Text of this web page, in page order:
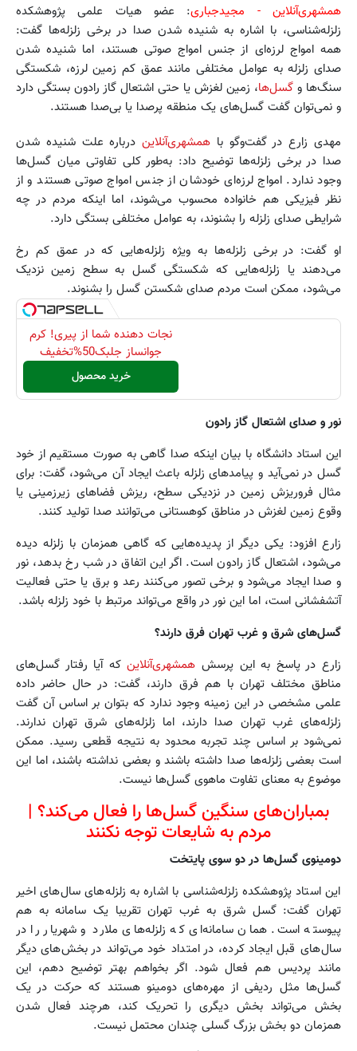
همشهری‌آنلاین- مجیدجباری: عضو هیات علمی پژوهشکده
زلزله‌شناسی، با اشاره به شنیده شدن صدا در برخی زلزله‌ها گفت:
همه امواج لرزه‌ای از جنس امواج صوتی هستند، اما شنیده شدن
صدای زلزله به عوامل مختلفی مانند عمق کم زمین‌ لرزه، شکستگی
سنگ‌ها و گسل‌ها، زمین ‌لغزش یا حتی اشتعال گاز رادون بستگی دارد
و نمی‌توان گفت گسل‌های یک منطقه پرصدا یا بی‌صدا هستند.
مهدی زارع در گفت‌وگو با همشهری‌آنلایندرباره علت شنیده شدن
صدا در برخی زلزله‌ها توضیح داد: به‌طور کلی تفاوتی میان گسل‌ها
وجود ندارد. امواج لرزه‌ای خودشان از جنس امواج صوتی هستند و از
نظر فیزیکی هم‌ خانواده محسوب می‌شوند، اما اینکه مردم در چه
شرایطی صدای زلزله را بشنوند، به عوامل مختلفی بستگی دارد.
او گفت: در برخی زلزله‌ها به‌ ویژه زلزله‌هایی که در عمق کم رخ
می‌دهند یا زلزله‌هایی که شکستگی گسل به سطح زمین نزدیک
می‌شود، ممکن است مردم صدای شکستن گسل را بشنوند.
نجات دهنده شما از پیری! کرم
جوانساز جلبک50%تخفیف
خرید محصول
نور و صدای اشتعال گاز رادون
این استاد دانشگاه با بیان اینکه صدا گاهی به ‌صورت مستقیم از خود
گسل در نمی‌آید و پیامدهای زلزله باعث ایجاد آن می‌شود، گفت: برای
مثال فروریزش زمین در نزدیکی سطح، ریزش فضاهای زیرزمینی یا
وقوع زمین‌ لغزش در مناطق کوهستانی می‌توانند صدا تولید کنند.
زارع افزود: یکی دیگر از پدیده‌هایی که گاهی همزمان با زلزله دیده
می‌شود، اشتعال گاز رادون است. اگر این اتفاق در شب رخ بدهد، نور
و صدا ایجاد می‌شود و برخی تصور می‌کنند رعد و برق یا حتی فعالیت
آتشفشانی است، اما این نور در واقع می‌تواند مرتبط با خود زلزله باشد.
گسل‌های شرق و غرب تهران فرق دارند؟
زارع در پاسخ به این پرسش همشهری‌آنلاینکه آیا رفتار گسل‌های
مناطق مختلف تهران با هم فرق دارند، گفت: در حال حاضر داده
علمی مشخصی در این زمینه وجود ندارد که بتوان بر اساس آن گفت
زلزله‌های غرب تهران صدا دارند، اما زلزله‌های شرق تهران ندارند.
نمی‌شود بر اساس چند تجربه محدود به نتیجه قطعی رسید. ممکن
است بعضی زلزله‌ها صدا داشته باشند و بعضی نداشته باشند، اما این
موضوع به معنای تفاوت ماهوی گسل‌ها نیست.
بمباران‌های سنگین گسل‌ها را فعال می‌کند؟ |
مردم به شایعات توجه نکنند
دومینوی گسل‌ها در دو سوی پایتخت
این استاد پژوهشکده زلزله‌شناسی با اشاره به زلزله‌های سال‌های اخیر
تهران گفت: گسل شرق به غرب تهران تقریبا یک سامانه به ‌هم
‌پیوسته است. همان سامانه‌ای که زلزله‌های ملارد و شهریار را در
سال‌های قبل ایجاد کرده، در امتداد خود می‌تواند در بخش‌های دیگر
مانند پردیس هم فعال شود. اگر بخواهم بهتر توضیح دهم، این
گسل‌ها مثل ردیفی از مهره‌های دومینو هستند که حرکت در یک
بخش می‌تواند بخش دیگری را تحریک کند، هرچند فعال شدن
همزمان دو بخش بزرگ گسلی چندان محتمل نیست.